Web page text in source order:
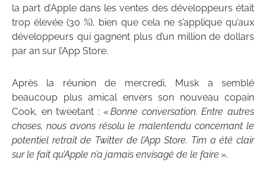
la part d’Apple dans les ventes des développeurs était
trop élevée (30 %), bien que cela ne s’applique qu’aux
développeurs qui gagnent plus d’un million de dollars
par an sur l’App Store.
Après la réunion de mercredi, Musk a semblé
beaucoup plus amical envers son nouveau copain
Cook, en tweetant : «Bonne conversation. Entre autres
choses, nous avons résolu le malentendu concernant le
potentiel retrait de Twitter de l’App Store. Tim a été clair
sur le fait qu’Apple n’a jamais envisagé de le faire ».